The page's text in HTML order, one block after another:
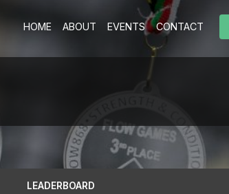
HOME ABOUT EVENTS CONTACT
LEADERBOARD